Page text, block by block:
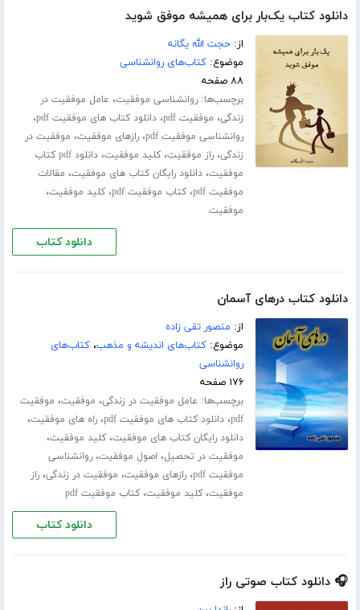
دانلود کتاب یک‌بار برای همیشه موفق شوید
از:حجت الله یگانه
موضوع:کتاب‌های روانشناسی
۸۸ صفحه
برچسب‌ها:روانشناسی موفقیت، عامل موفقیت در
زندگی، موفقیت pdf ،دانلود کتاب های موفقیت pdf ،
روانشناسی موفقیت pdf ،رازهای موفقیت، موفقیت در
زندگی،راز موفقیت،کلید موفقیت،
دانلود pdf کتاب
موفقیت،دانلود رایگان کتاب های موفقیت، مقالات
موفقیت pdf
،کتاب موفقیت pdf ،کلید موفقیت،
موفقیت
دانلود کتاب
دانلود کتاب درهای آسمان
از: منصور تقی زاده
موضوع:کتاب‌های اندیشه و مذهب،کتاب‌های
روانشناسی
۱۷۶ صفحه
برچسب‌ها: عامل موفقیت در زندگی، موفقیت، موفقیت
pdf،دانلود کتاب های موفقیت pdf ،راه های موفقیت،
دانلود رایگان کتاب های موفقیت،کلید موفقیت،
موفقیت در تحصیل، اصول موفقیت،روانشناسی
موفقیت pdf
،رازهای موفقیت، موفقیت در زندگی،راز
موفقیت،کلید موفقیت،کتاب موفقیت pdf
دانلود کتاب
🎧 دانلود کتاب صوتی راز